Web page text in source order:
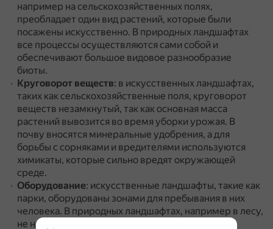
например на сельскохозяйственных полях,
преобладает один вид растений, которые были
посажены искусственно. В природных ландшафтах
все процессы осуществляются сами собой и
обеспечивают большое видовое разнообразие
биоты.
Круговорот веществ: в искусственных ландшафтах,
таких как сельскохозяйственные поля, круговорот
веществ незамкнутый, так как основная масса
растений вывозится во время уборки урожая. В
почву вносятся минеральные удобрения, а для
борьбы с сорняками и вредителями используются
химикаты, которые сильно вредят окружающей
среде.
Оборудование: искусственные ландшафты, такие как
парки, оборудованы зонами для пребывания в них
человека. В природных ландшафтах, например в лесу,
не найти искусственных дорожек, лавочек и